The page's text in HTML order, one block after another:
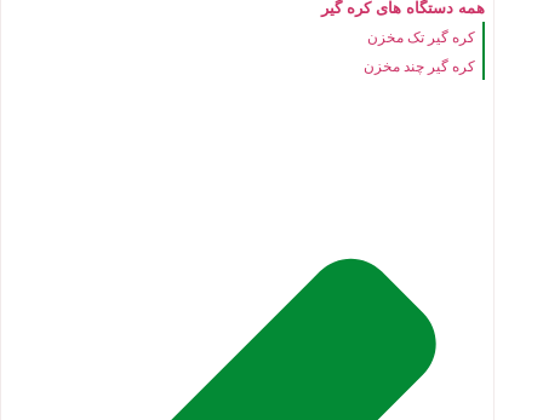
همه دستگاه های کره گیر
کره گیر تک مخزن
کره گیر چند مخزن